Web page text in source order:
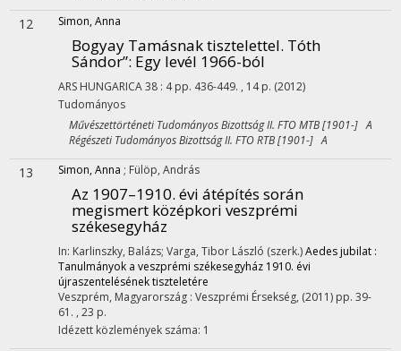
12 Simon, Anna
Bogyay Tamásnak tisztelettel. Tóth
Sándor”: Egy levél 1966-ból
ARS HUNGARICA38 : 4 pp. 436-449. , 14 p. (2012)
Tudományos
Művészettörténeti Tudományos Bizottság II. FTO MTB [1901-] A
Régészeti Tudományos Bizottság II. FTO RTB [1901-] A
13 Simon, Anna ; Fülöp, András
Az 1907–1910. évi átépítés során
megismert középkori veszprémi
székesegyház
In: Karlinszky, Balázs; Varga, Tibor László (szerk.)Aedes jubilat :
Tanulmányok a veszprémi székesegyház 1910. évi
újraszentelésének tiszteletére
Veszprém, Magyarország : Veszprémi Érsekség, (2011) pp. 39-
61. , 23 p.
Idézett közlemények száma: 1